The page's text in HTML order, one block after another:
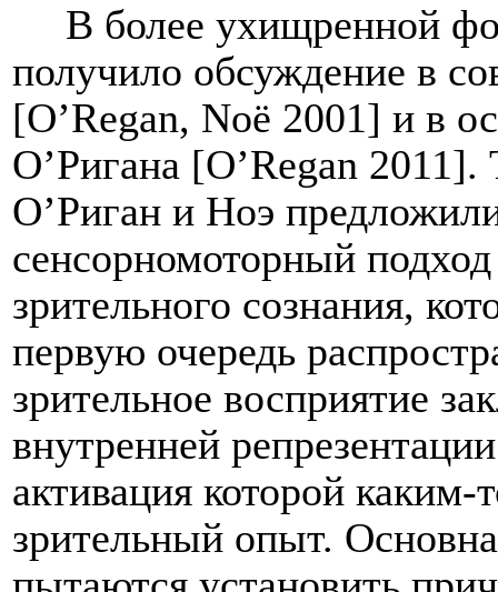
В более ухищренной
получило обсуждение в
[O’Regan, Noë 2001] и в
О’Ригана [O’Regan 2011].
О’Риган и Ноэ
сенсорномоторный
зрительного сознания,
первую очередь
зрительное восприятие
внутренней
активация которой
зрительный опыт.